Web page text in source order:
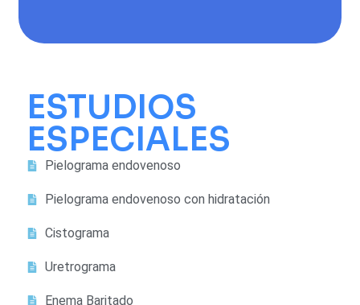
ESTUDIOS
ESPECIALES
Pielograma endovenoso
Pielograma endovenoso con hidratación
Cistograma
Uretrograma
Enema Baritado